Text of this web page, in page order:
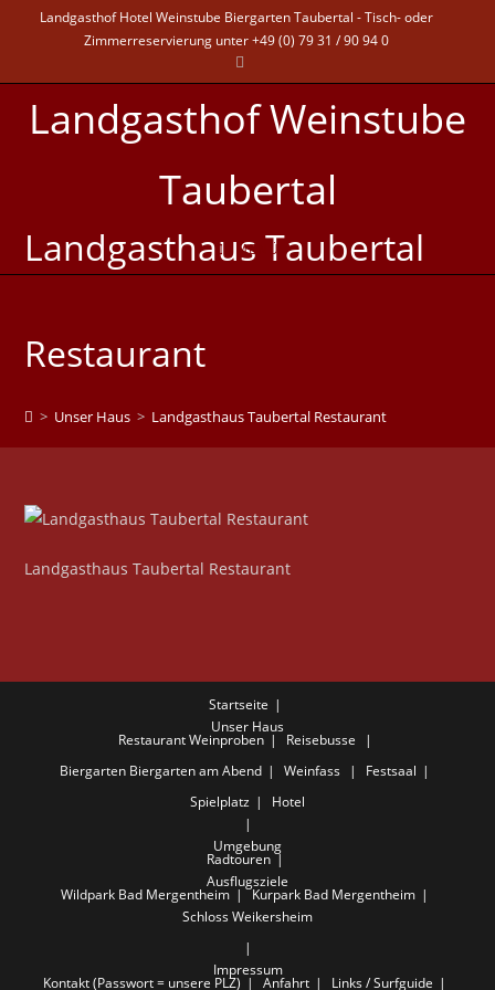
Landgasthof Hotel Weinstube Biergarten Taubertal - Tisch- oder
Zimmerreservierung unter +49 (0) 79 31 / 90 94 0
Landgasthof Weinstube
Taubertal
MENÜ
Landgasthaus Taubertal
Restaurant
> Unser Haus > Landgasthaus Taubertal Restaurant
Landgasthaus Taubertal Restaurant
Startseite
Unser Haus
Restaurant Weinproben
Reisebusse
Biergarten Biergarten am Abend Weinfass
Festsaal
Spielplatz
Hotel
Umgebung
Radtouren
Ausflugsziele
Wildpark Bad Mergentheim
Kurpark Bad Mergentheim
Schloss Weikersheim
Impressum
Kontakt (Passwort = unsere PLZ) Anfahrt Links / Surfguide